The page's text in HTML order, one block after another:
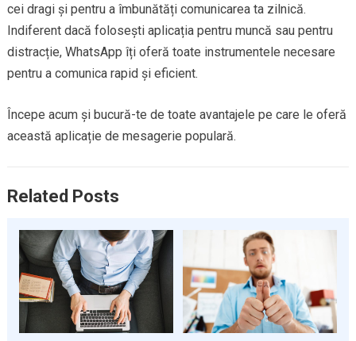
cei dragi și pentru a îmbunătăți comunicarea ta zilnică.
Indiferent dacă folosești aplicația pentru muncă sau pentru
distracție, WhatsApp îți oferă toate instrumentele necesare
pentru a comunica rapid și eficient.
Începe acum și bucură-te de toate avantajele pe care le oferă
această aplicație de mesagerie populară.
Related Posts